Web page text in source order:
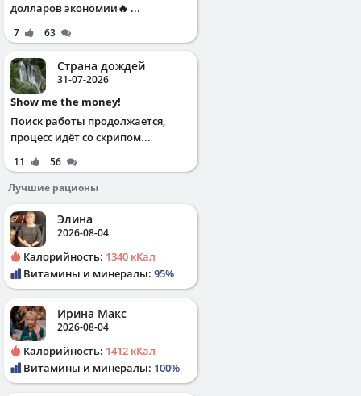
долларов экономии🔥 ...
7 63
Страна дождей
31-07-2026
Show me the money!
Поиск работы продолжается,
процесс идёт со скрипом...
11
56
Лучшие рационы
Элина
2026-08-04
Калорийность: 1340 кКал
Витамины и минералы: 95%
Ирина Макс
2026-08-04
Калорийность: 1412 кКал
Витамины и минералы: 100%